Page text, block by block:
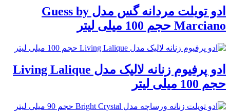
ادو تویلت مردانه گس مدل Guess by
Marciano حجم 100 میلی لیتر
ادو پرفیوم زنانه لالیک مدل Living Lalique
حجم 100 میلی لیتر